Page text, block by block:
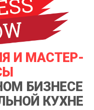
И МАСТЕР-
БИЗНЕСЕ
КУХНЕ